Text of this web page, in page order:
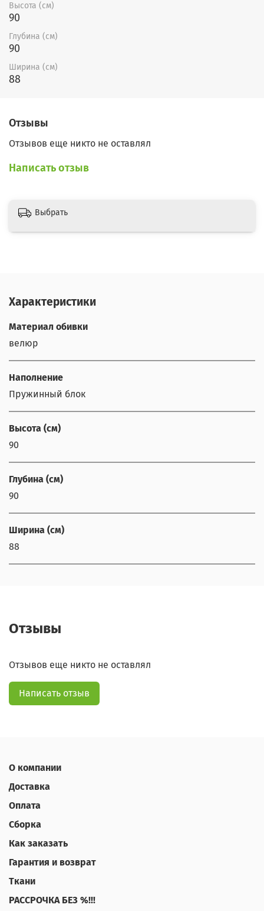
Высота (см)
90
Глубина (см)
90
Ширина (см)
88
Отзывы
Отзывов еще никто не оставлял
Написать отзыв
Выбрать
Характеристики
Материал обивки
велюр
Наполнение
Пружинный блок
Высота (см)
90
Глубина (см)
90
Ширина (см)
88
Отзывы
Отзывов еще никто не оставлял
Написать отзыв
О компании
Доставка
Оплата
Сборка
Как заказать
Гарантия и возврат
Ткани
РАССРОЧКА БЕЗ %!!!